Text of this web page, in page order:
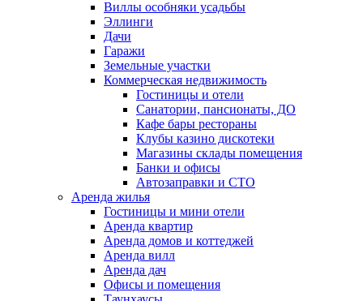
Виллы особняки усадьбы
Эллинги
Дачи
Гаражи
Земельные участки
Коммерческая недвижимость
Гостиницы и отели
Санатории, пансионаты, ДО
Кафе бары рестораны
Клубы казино дискотеки
Магазины склады помещения
Банки и офисы
Автозаправки и СТО
Аренда жилья
Гостиницы и мини отели
Аренда квартир
Аренда домов и коттеджей
Аренда вилл
Аренда дач
Офисы и помещения